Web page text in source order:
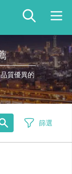
質優異的
篩選